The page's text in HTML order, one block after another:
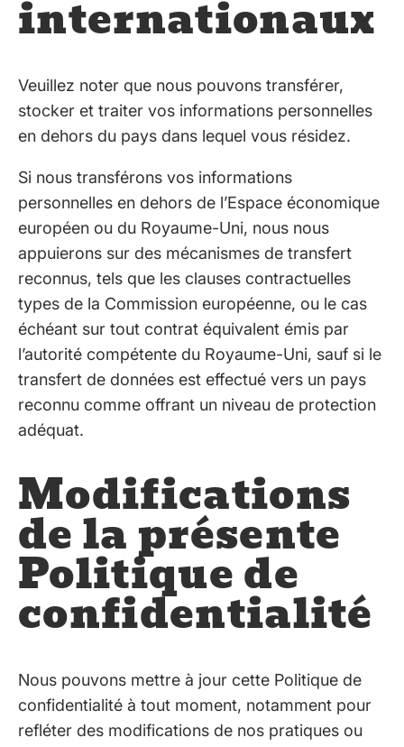
internationaux
Veuillez noter que nous pouvons transférer,
stocker et traiter vos informations personnelles
en dehors du pays dans lequel vous résidez.
Si nous transférons vos informations
personnelles en dehors de l’Espace économique
européen ou du Royaume-Uni, nous nous
appuierons sur des mécanismes de transfert
reconnus, tels que les clauses contractuelles
types de la Commission européenne, ou le cas
échéant sur tout contrat équivalent émis par
l’autorité compétente du Royaume-Uni, sauf si le
transfert de données est effectué vers un pays
reconnu comme offrant un niveau de protection
adéquat.
Modifications
de la présente
Politique de
confidentialité
Nous pouvons mettre à jour cette Politique de
confidentialité à tout moment, notamment pour
refléter des modifications de nos pratiques ou